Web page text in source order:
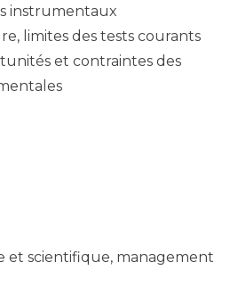
instrumentaux
limites des tests courants
et contraintes des
et scientifique, management